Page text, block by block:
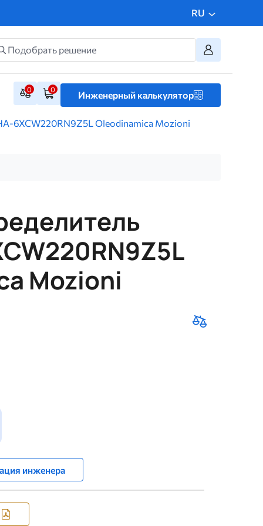
RU
0 0 Инженерный калькулятор
6XCW220RN9Z5L Oleodinamica Mozioni
Mozioni
инженера